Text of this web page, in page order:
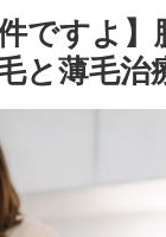
ですよ
と薄毛治